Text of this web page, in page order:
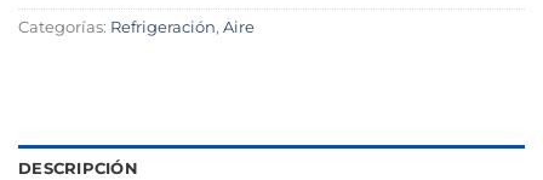
Categorías: Refrigeración, Aire
DESCRIPCIÓN